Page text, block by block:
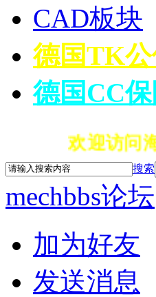
CAD板块
德国TK
德国CC
欢迎访问
搜索
mechbbs论坛
加为好友
发送消息